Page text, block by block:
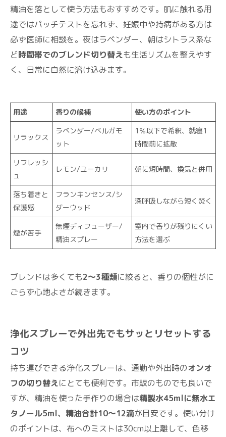
精油を落として使う方法もおすすめです。肌に触れる用
途ではパッチテストを忘れず、妊娠中や持病がある方は
必ず医師に相談を。夜はラベンダー、朝はシトラス系な
ど時間帯でのブレンド切り替えも生活リズムを整えやす
く、日常に自然に溶け込みます。
用途 香りの候補 使い方のポイント
リラックス
ラベンダー/ベルガモ
ット
1％以下で希釈、就寝1
時間前に拡散
リフレッシ
ュ
レモン/ユーカリ 朝に短時間、換気と併用
落ち着きと
保護感
フランキンセンス/シ
ダーウッド
深呼吸しながら短く焚く
煙が苦手
無煙ディフューザー/
精油スプレー
室内で香りが残りにくい
方法を選ぶ
ブレンドは多くても2～3種類に絞ると、香りの個性がに
ごらず心地よさが続きます。
浄化スプレーで外出先でもサッとリセットする
コツ
持ち運びできる浄化スプレーは、通勤や外出時のオンオ
フの切り替えにとても便利です。市販のものでも良いで
すが、精油を使った手作りの場合は精製水45mlに無水エ
タノール5ml、精油合計10～12滴が目安です。使い分け
のポイントは、布へのミストは30cm以上離して、色移